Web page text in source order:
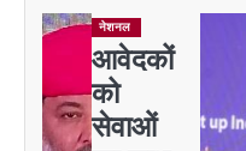
नेशनल
आवेदकों
को
सेवाओं